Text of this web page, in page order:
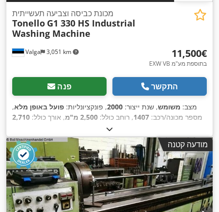
Valga 3,051 km
מכונת כביסה וצביעה תעשייתית
Tonello G1 330 HS Industrial
Washing Machine
‏11,500 ‏€
EXW VB בתוספת מע"מ
פנה התקשר
מצב: משומש, שנת ייצור: 2000, פונקציונליות: פועל באופן מלא,
מספר מכונה/רכב: 1407, רוחב כולל: 2,500 מ"מ , אורך כולל: 2,710
, משקל כולל:
טעינה מרבי:330 ק"ג , נפח שטח טעינה:3.3 מ"ק , לחץ אוויר:7
קורה, מודעה קטנה